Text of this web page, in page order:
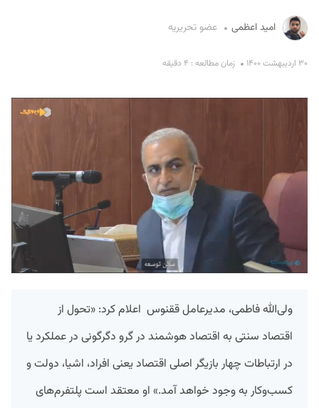
امید اعظمی عضو تحریریه
۳۰ اردیبهشت ۱۴۰۰ زمان مطالعه : ۴ دقیقه
ولی‌الله فاطمی، مدیرعامل ققنوس اعلام کرد: «تحول از
اقتصاد سنتی به اقتصاد هوشمند در گرو دگرگونی در عملکرد یا
در ارتباطات چهار بازیگر اصلی اقتصاد یعنی افراد، اشیا، دولت و
کسب‌وکار به وجود خواهد آمد.» او معتقد است پلتفرم‌های